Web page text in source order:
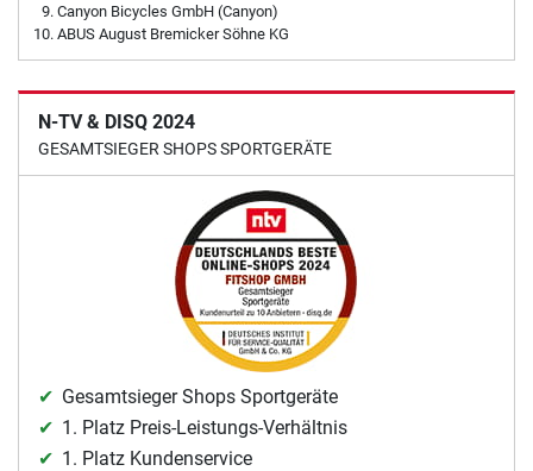
Canyon Bicycles GmbH (Canyon)
ABUS August Bremicker Söhne KG
N-TV & DISQ 2024
GESAMTSIEGER SHOPS SPORTGERÄTE
Gesamtsieger Shops Sportgeräte
1. Platz Preis-Leistungs-Verhältnis
1. Platz Kundenservice